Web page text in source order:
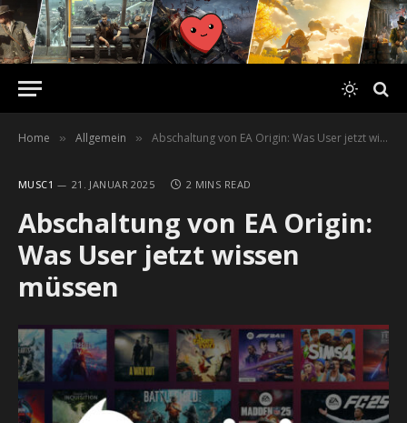
Home » Allgemein » Abschaltung von EA Origin: Was User jetzt wissen müssen
MUSC1 21. JANUAR 2025 2 MINS READ
Abschaltung von EA Origin:
Was User jetzt wissen
müssen